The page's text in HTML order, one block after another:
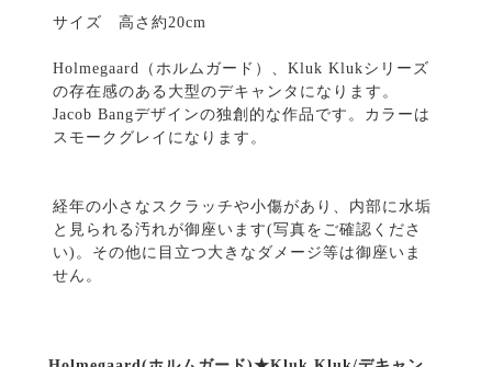
サイズ 高さ約20cm
Holmegaard（ホルムガード）、Kluk Klukシリーズ
の存在感のある大型のデキャンタになります。
Jacob Bangデザインの独創的な作品です。カラーは
スモークグレイになります。
経年の小さなスクラッチや小傷があり、内部に水垢
と見られる汚れが御座います(写真をご確認くださ
い)。その他に目立つ大きなダメージ等は御座いま
せん。